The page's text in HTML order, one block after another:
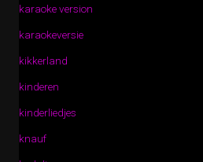
karaoke version
karaokeversie
kikkerland
kinderen
kinderliedjes
knauf